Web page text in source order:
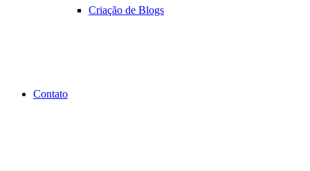
Criação de Blogs
Contato